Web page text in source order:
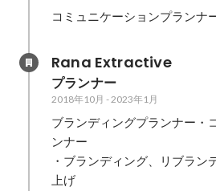
コミュニケーションプランナ
Rana Extractive
プランナー
2018年10月 -2023年1月
ブランディングプランナー・
ンナー
・ブランディング、リブラン
上げ